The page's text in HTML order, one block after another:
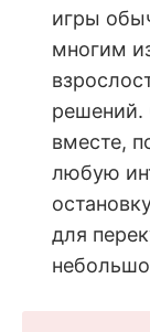
игры
многим
решений.
вместе,
любую
для